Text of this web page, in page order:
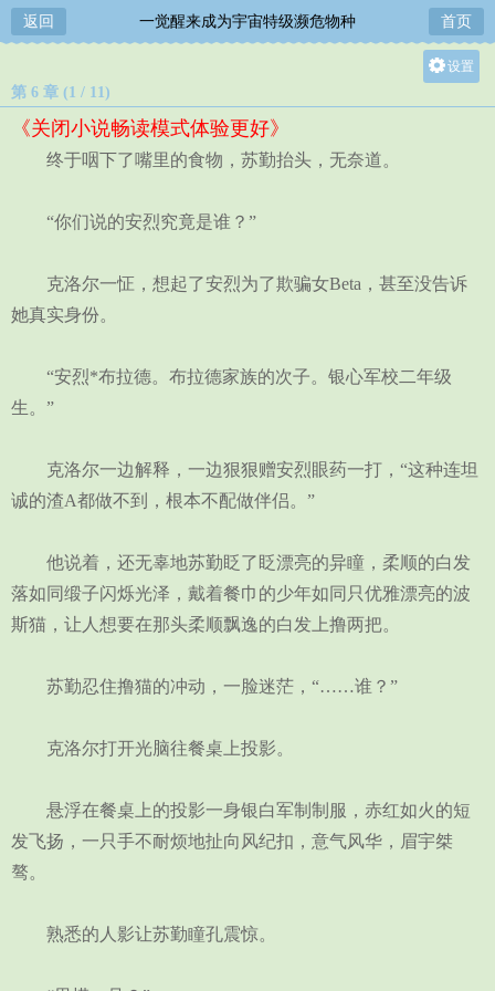
返回 一觉醒来成为宇宙特级濒危物种 首页
设置
第 6 章 (1 / 11)
《关闭小说畅读模式体验更好》
终于咽下了嘴里的食物，苏勤抬头，无奈道。
“你们说的安烈究竟是谁？”
克洛尔一怔，想起了安烈为了欺骗女Beta，甚至没告诉
她真实身份。
“安烈*布拉德。布拉德家族的次子。银心军校二年级
生。”
克洛尔一边解释，一边狠狠赠安烈眼药一打，“这种连坦
诚的渣A都做不到，根本不配做伴侣。”
他说着，还无辜地苏勤眨了眨漂亮的异瞳，柔顺的白发
落如同缎子闪烁光泽，戴着餐巾的少年如同只优雅漂亮的波
斯猫，让人想要在那头柔顺飘逸的白发上撸两把。
苏勤忍住撸猫的冲动，一脸迷茫，“……谁？”
克洛尔打开光脑往餐桌上投影。
悬浮在餐桌上的投影一身银白军制制服，赤红如火的短
发飞扬，一只手不耐烦地扯向风纪扣，意气风华，眉宇桀
骜。
熟悉的人影让苏勤瞳孔震惊。